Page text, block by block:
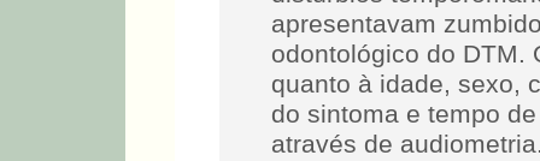
apresentavam
odontológico do DTM.
quanto à idade, sexo,
do sintoma e tempo
através de